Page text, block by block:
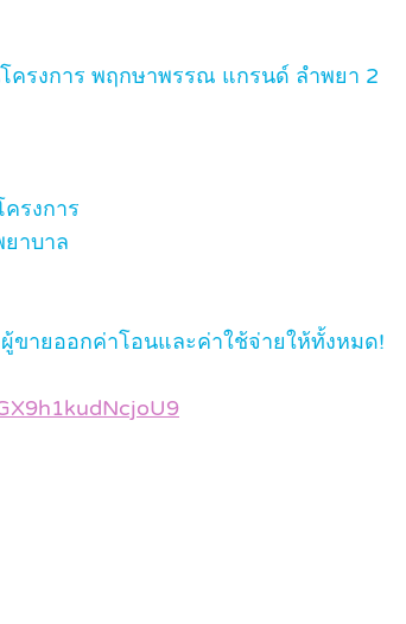
ครงการ พฤกษาพรรณ แกรนด์ ลำพยา 2
รงการ
ยาบาล
ขายออกค่าโอนและค่าใช้จ่ายให้ทั้งหมด!